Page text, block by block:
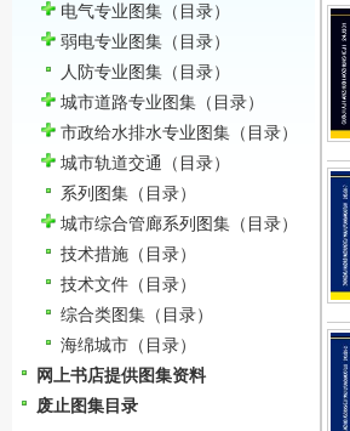
电气专业图集 （目录）
弱电专业图集 （目录）
人防专业图集 （目录）
城市道路专业图集 （目录）
市政给水排水专业图集 （目录）
城市轨道交通
（目录）
系列图集 （目录）
城市综合管廊系列图集 （目录）
技术措施 （目录）
技术文件 （目录）
综合类图集 （目录）
海绵城市 （目录）
网上书店提供图集资料
废止图集目录